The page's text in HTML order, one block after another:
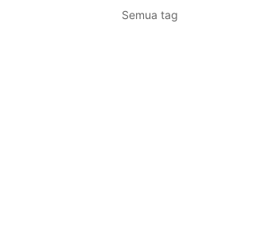
Semua tag